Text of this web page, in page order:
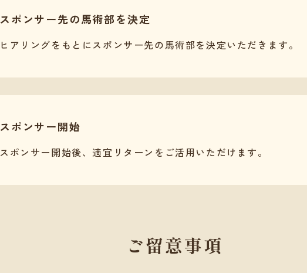
スポンサー先の馬術部を決定
ヒアリングをもとにスポンサー先の馬術部を決定いただきます。
スポンサー開始
スポンサー開始後、適宜リターンをご活用いただけます。
ご留意事項